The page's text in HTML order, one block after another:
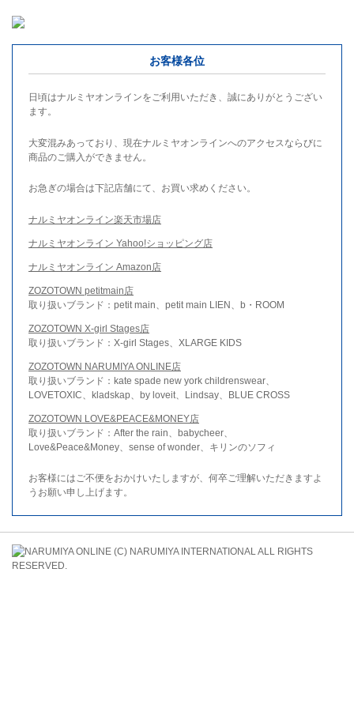
お客様各位
日頃はナルミヤオンラインをご利用いただき、誠にありがとうござい
ます。
大変混みあっており、現在ナルミヤオンラインへのアクセスならびに
商品のご購入ができません。
お急ぎの場合は下記店舗にて、お買い求めください。
ナルミヤオンライン楽天市場店
ナルミヤオンライン Yahoo!ショッピング店
ナルミヤオンライン Amazon店
ZOZOTOWN petitmain店
取り扱いブランド：petit main、petit main LIEN、b・ROOM
ZOZOTOWN X-girl Stages店
取り扱いブランド：X-girl Stages、XLARGE KIDS
ZOZOTOWN NARUMIYA ONLINE店
取り扱いブランド：kate spade new york childrenswear、
LOVETOXIC、kladskap、by loveit、Lindsay、BLUE CROSS
ZOZOTOWN LOVE&PEACE&MONEY店
取り扱いブランド：After the rain、babycheer、
Love&Peace&Money、sense of wonder、キリンのソフィ
お客様にはご不便をおかけいたしますが、何卒ご理解いただきますよ
うお願い申し上げます。